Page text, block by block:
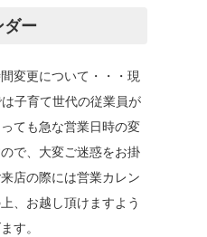
ダー
変更について・・・現
子育て世代の従業員が
ても急な営業日時の変
で、大変ご迷惑をお掛
店の際には営業カレン
、お越し頂けますよう
す。